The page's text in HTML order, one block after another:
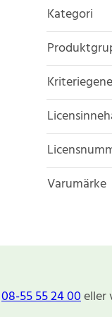
Kategori
Varumärke
08-55 55 24 00eller